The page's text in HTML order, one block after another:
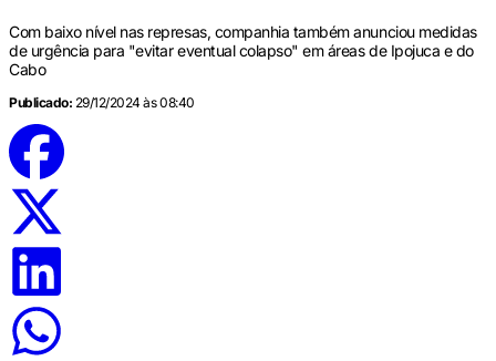
Com baixo nível nas represas, companhia também anunciou medidas
de urgência para "evitar eventual colapso" em áreas de Ipojuca e do
Cabo
Publicado: 29/12/2024 às 08:40